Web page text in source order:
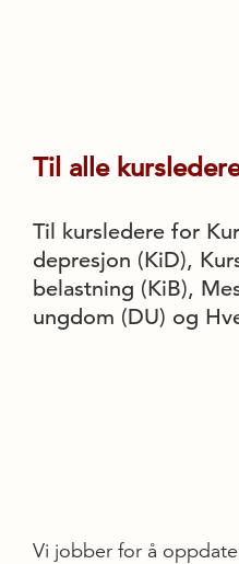
Til alle
Til kursledere for
depresjon (KiD),
belastning (KiB),
ungdom (DU) og
Vi jobber for å